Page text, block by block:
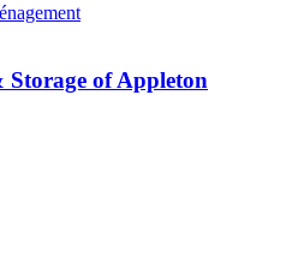
of Appleton